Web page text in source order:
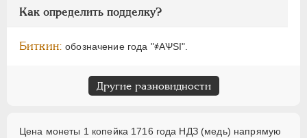
Как определить подделку?
Биткин: обозначение года "҂АѰSI".
Другие разновидности
Цена монеты 1 копейка 1716 года НДЗ (медь) напрямую